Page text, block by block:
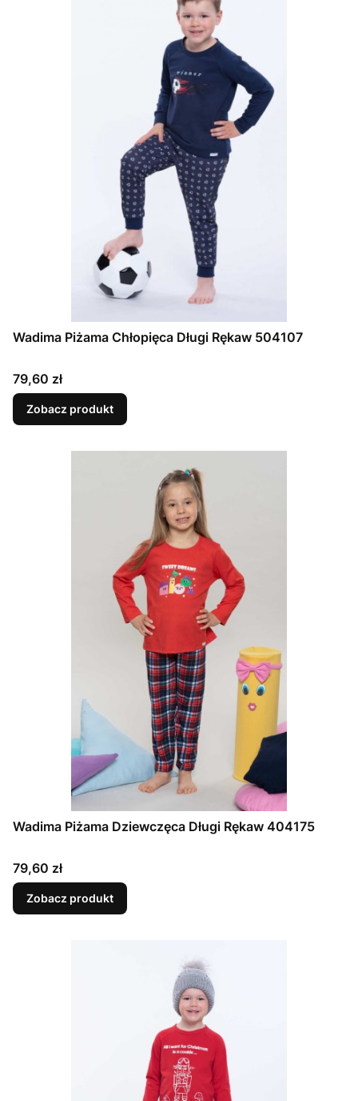
Wadima Piżama Chłopięca Długi Rękaw 504107
Cena
79,60 zł
Zobacz produkt
Wadima Piżama Dziewczęca Długi Rękaw 404175
Cena
79,60 zł
Zobacz produkt